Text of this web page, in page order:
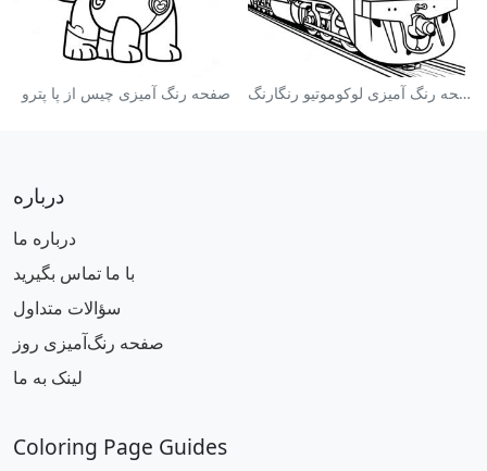
صفحه رنگ آمیزی چیس از پا پترو صفحه رنگ آمیزی لوکوموتیو رنگارنگ
درباره
درباره ما
با ما تماس بگیرید
سؤالات متداول
صفحه رنگ‌آمیزی روز
لینک به ما
Coloring Page Guides